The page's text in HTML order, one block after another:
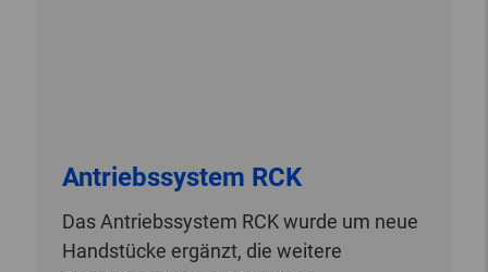
Antriebssystem RCK
Das Antriebssystem RCK wurde um neue
Handstücke ergänzt, die weitere